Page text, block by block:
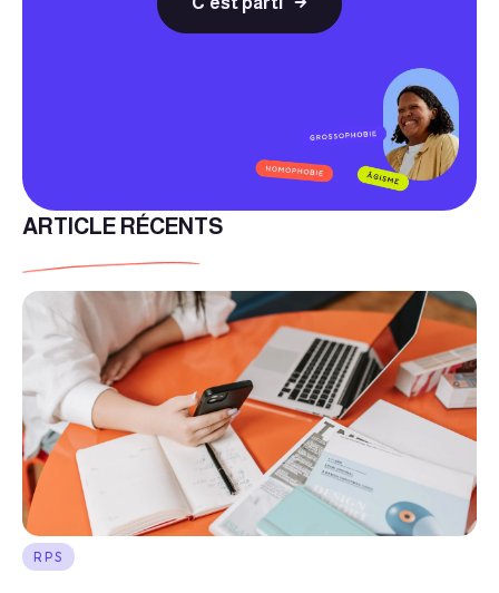
ARTICLE RÉCENTS
RPS